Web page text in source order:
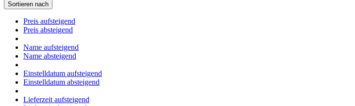
Sortieren nach
Preis aufsteigend
Preis absteigend
Name aufsteigend
Name absteigend
Einstelldatum aufsteigend
Einstelldatum absteigend
Lieferzeit aufsteigend